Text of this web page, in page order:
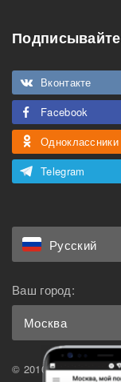
Вконтакте
Facebook
Одноклассники
Telegram
Русский
Ваш город:
Москва
© 2010-2026 The